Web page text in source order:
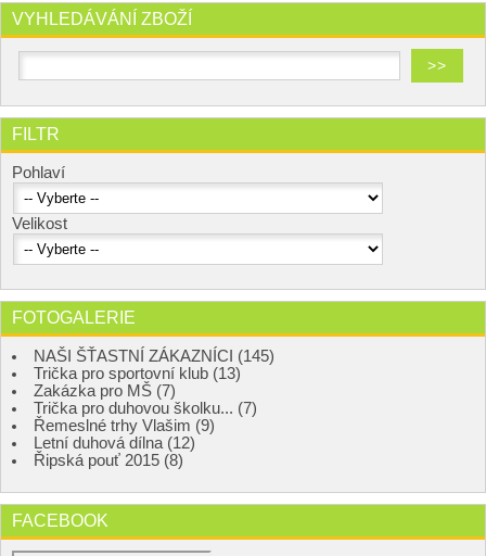
VYHLEDÁVÁNÍ ZBOŽÍ
FILTR
Pohlaví
Velikost
FOTOGALERIE
NAŠI ŠŤASTNÍ ZÁKAZNÍCI (145)
Trička pro sportovní klub (13)
Zakázka pro MŠ (7)
Trička pro duhovou školku... (7)
Řemeslné trhy Vlašim (9)
Letní duhová dílna (12)
Řipská pouť 2015 (8)
FACEBOOK